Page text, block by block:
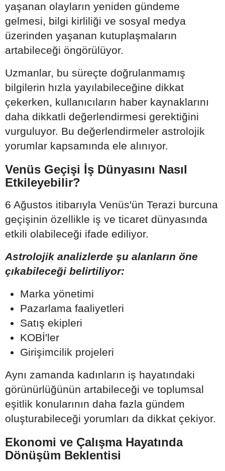
yaşanan olayların yeniden gündeme
gelmesi, bilgi kirliliği ve sosyal medya
üzerinden yaşanan kutuplaşmaların
artabileceği öngörülüyor.
Uzmanlar, bu süreçte doğrulanmamış
bilgilerin hızla yayılabileceğine dikkat
çekerken, kullanıcıların haber kaynaklarını
daha dikkatli değerlendirmesi gerektiğini
vurguluyor. Bu değerlendirmeler astrolojik
yorumlar kapsamında ele alınıyor.
Venüs Geçişi İş Dünyasını Nasıl
Etkileyebilir?
6 Ağustos itibarıyla Venüs'ün Terazi burcuna
geçişinin özellikle iş ve ticaret dünyasında
etkili olabileceği ifade ediliyor.
Astrolojik analizlerde şu alanların öne
çıkabileceği belirtiliyor:
Marka yönetimi
Pazarlama faaliyetleri
Satış ekipleri
KOBİ'ler
Girişimcilik projeleri
Aynı zamanda kadınların iş hayatındaki
görünürlüğünün artabileceği ve toplumsal
eşitlik konularının daha fazla gündem
oluşturabileceği yorumları da dikkat çekiyor.
Ekonomi ve Çalışma Hayatında
Dönüşüm Beklentisi